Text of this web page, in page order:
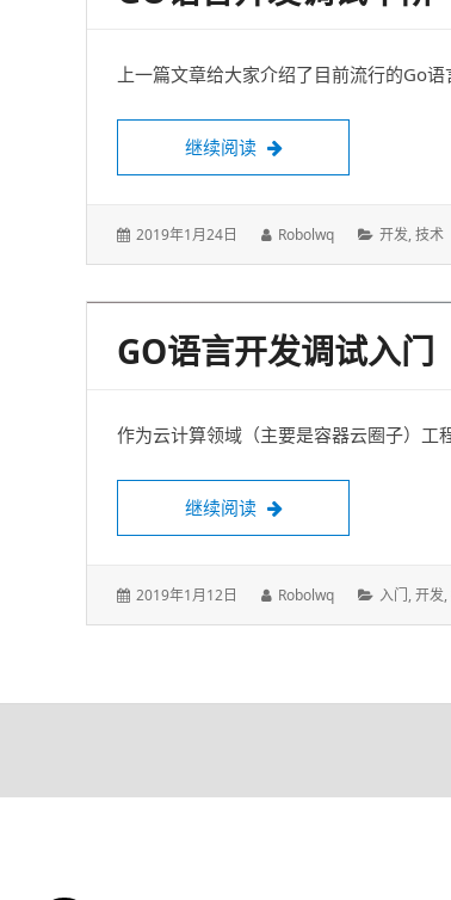
上一篇文章给大家介绍了目前流行的Go
继续阅读 Go语言开发调试中阶
发
2019年1月24日
作
Robolwq
分
开发,技术